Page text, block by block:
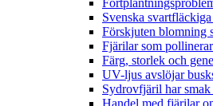
Svenska
Förskjuten blomning
Fjärilar som
Färg, storlek och
UV-ljus avslöjar
Sydrovfjäril har
Handel med fjärilar